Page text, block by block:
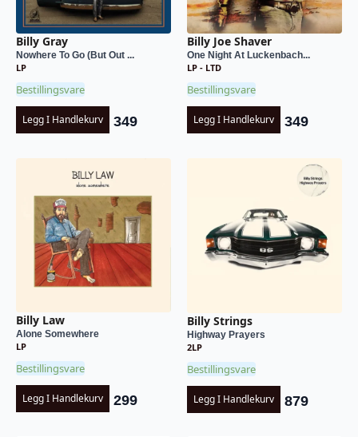
Billy Gray
Nowhere To Go (But Out ...
LP
Bestillingsvare
Legg I Handlekurv 349
Billy Joe Shaver
One Night At Luckenbach...
LP - LTD
Bestillingsvare
Legg I Handlekurv 349
Billy Law
Alone Somewhere
LP
Bestillingsvare
Legg I Handlekurv 299
Billy Strings
Highway Prayers
2LP
Bestillingsvare
Legg I Handlekurv 879